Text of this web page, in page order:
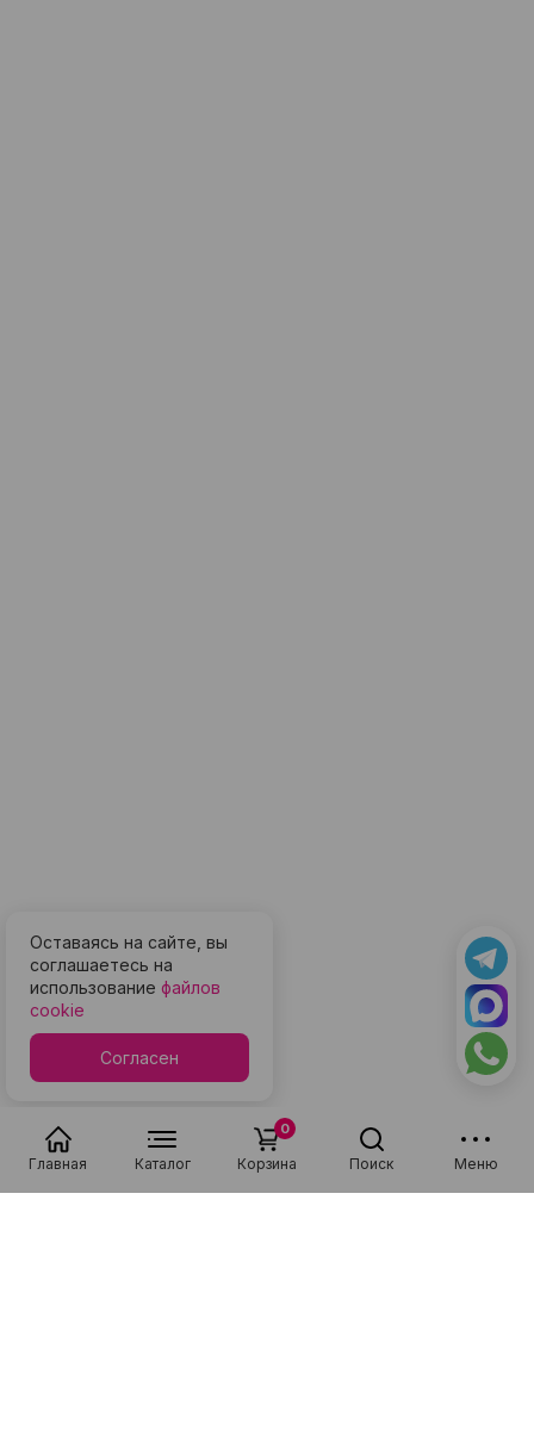
Главная Каталог Корзина
0
Поиск Меню
Оставаясь на сайте, вы
соглашаетесь на
использование файлов
cookie
Согласен